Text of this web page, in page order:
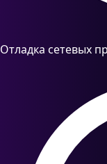
Отладка сетевых